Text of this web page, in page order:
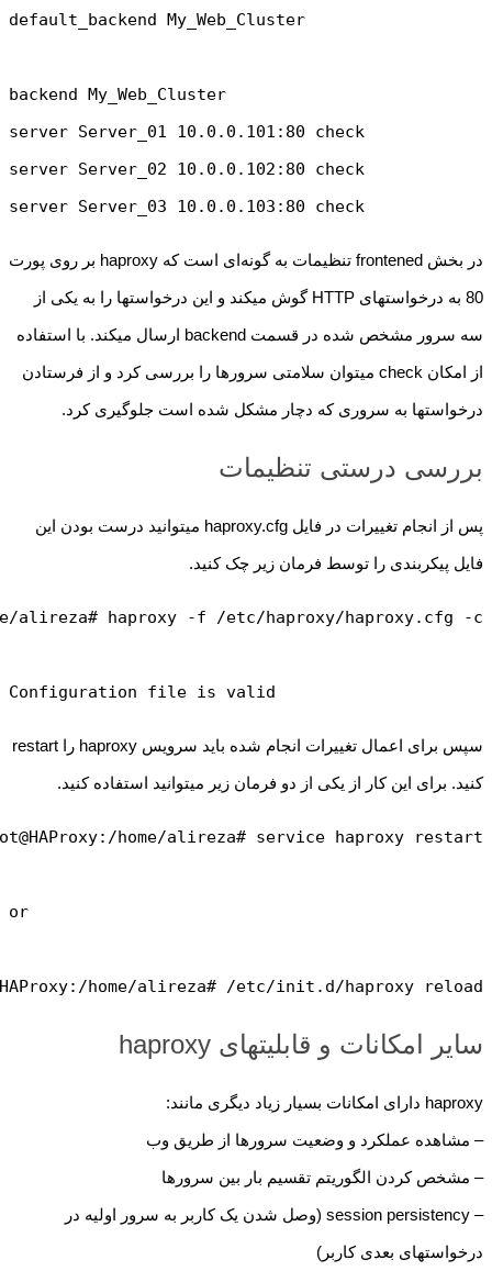
server Server_03 10.0.0.103:80 check
در بخش frontened تنظیمات به گونه‌ای است که haproxy بر روی پورت
80 به درخواستهای HTTP گوش میکند و این درخواستها را به یکی از
سه سرور مشخص شده در قسمت backend ارسال میکند. با استفاده
از امکان check میتوان سلامتی سرورها را بررسی کرد و از فرستادن
درخواستها به سروری که دچار مشکل شده است جلوگیری کرد.
بررسی درستی تنظیمات
پس از انجام تغییرات در فایل haproxy.cfg میتوانید درست بودن این
فایل پیکربندی را توسط فرمان زیر چک کنید.
Configuration file is valid
سپس برای اعمال تغییرات انجام شده باید سرویس haproxy را restart
کنید. برای این کار از یکی از دو فرمان زیر میتوانید استفاده کنید.
home/alireza# /etc/init.d/haproxy reload
سایر امکانات و قابلیتهای haproxy
haproxy دارای امکانات بسیار زیاد دیگری مانند:
– مشاهده عملکرد و وضعیت سرورها از طریق وب
– مشخص کردن الگوریتم تقسیم بار بین سرورها
– session persistency (وصل شدن یک کاربر به سرور اولیه در
درخواستهای بعدی کاربر)